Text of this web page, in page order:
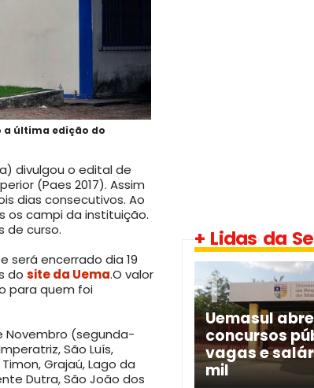
a última edição do
divulgou o edital de
(Paes 2017). Assim
dias consecutivos. Ao
os campi da instituição.
de curso.
será encerrado dia 19
do site da Uema.O valor
para quem foi
Novembro (segunda-
São Luís,
Grajaú, Lago da
Dutra, São João dos
+ Lidas da
Uemasul
concursos
vagas e
mil